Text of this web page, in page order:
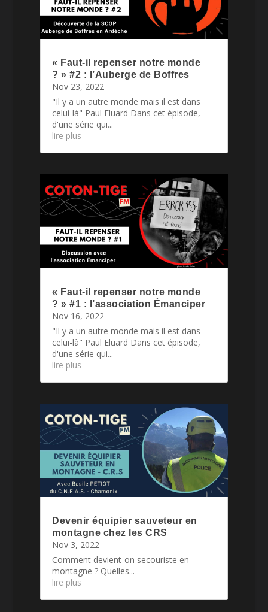
« Faut-il repenser notre monde
? » #2 : l’Auberge de Boffres
Nov 23, 2022
"Il y a un autre monde mais il est dans
celui-là" Paul Eluard Dans cet épisode,
d'une série qui...
lire plus
« Faut-il repenser notre monde
? » #1 : l’association Émanciper
Nov 16, 2022
"Il y a un autre monde mais il est dans
celui-là" Paul Eluard Dans cet épisode,
d'une série qui...
lire plus
Devenir équipier sauveteur en
montagne chez les CRS
Nov 3, 2022
Comment devient-on secouriste en
montagne ? Quelles...
lire plus